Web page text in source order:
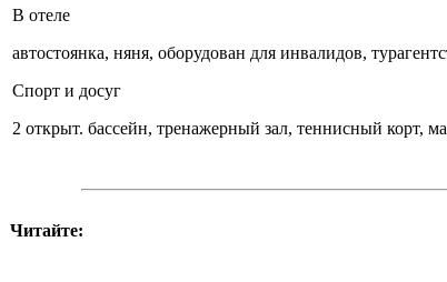
В отеле
автостоянка, няня, оборудован для инвалидов,
Спорт и досуг
2 открыт. бассейн, тренажерный зал, теннисный корт,
Читайте: